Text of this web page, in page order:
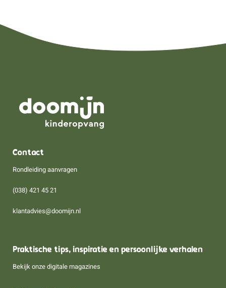
Contact
Rondleiding aanvragen
(038) 421 45 21
klantadvies@doomijn.nl
Praktische tips, inspiratie en persoonlijke verhalen
Bekijk onze digitale magazines